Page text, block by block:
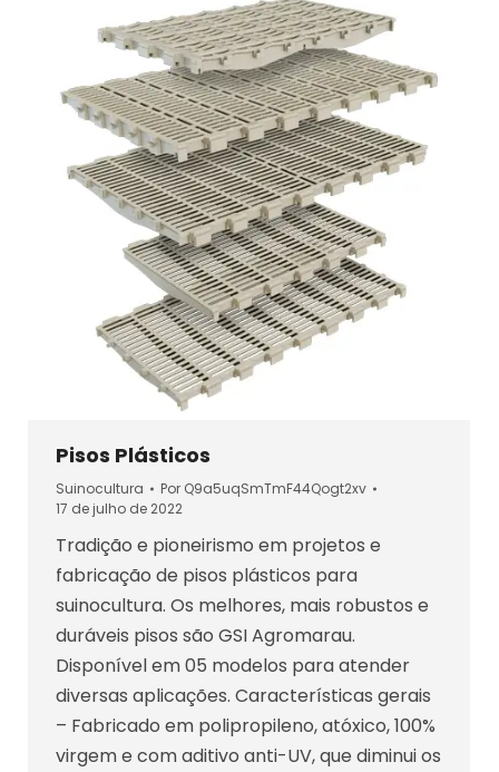
Pisos Plásticos
Suinocultura Por Q9a5uqSmTmF44Qogt2xv
17 de julho de 2022
Tradição e pioneirismo em projetos e
fabricação de pisos plásticos para
suinocultura. Os melhores, mais robustos e
duráveis pisos são GSI Agromarau.
Disponível em 05 modelos para atender
diversas aplicações. Características gerais
– Fabricado em polipropileno, atóxico, 100%
virgem e com aditivo anti-UV, que diminui os